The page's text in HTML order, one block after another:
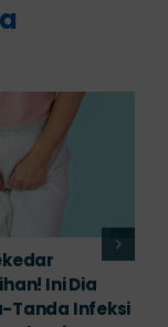
Dokter
Vagina
Akibat